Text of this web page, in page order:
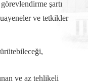
şartı
ve tetkikler
ve az tehlikeli